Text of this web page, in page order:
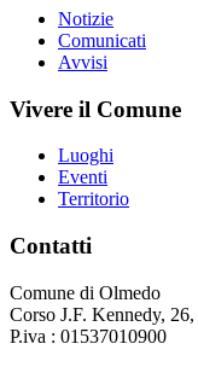
Notizie
Comunicati
Avvisi
Vivere il Comune
Luoghi
Eventi
Territorio
Contatti
Comune di Olmedo
Corso J.F. Kennedy, 26,
P.iva : 01537010900